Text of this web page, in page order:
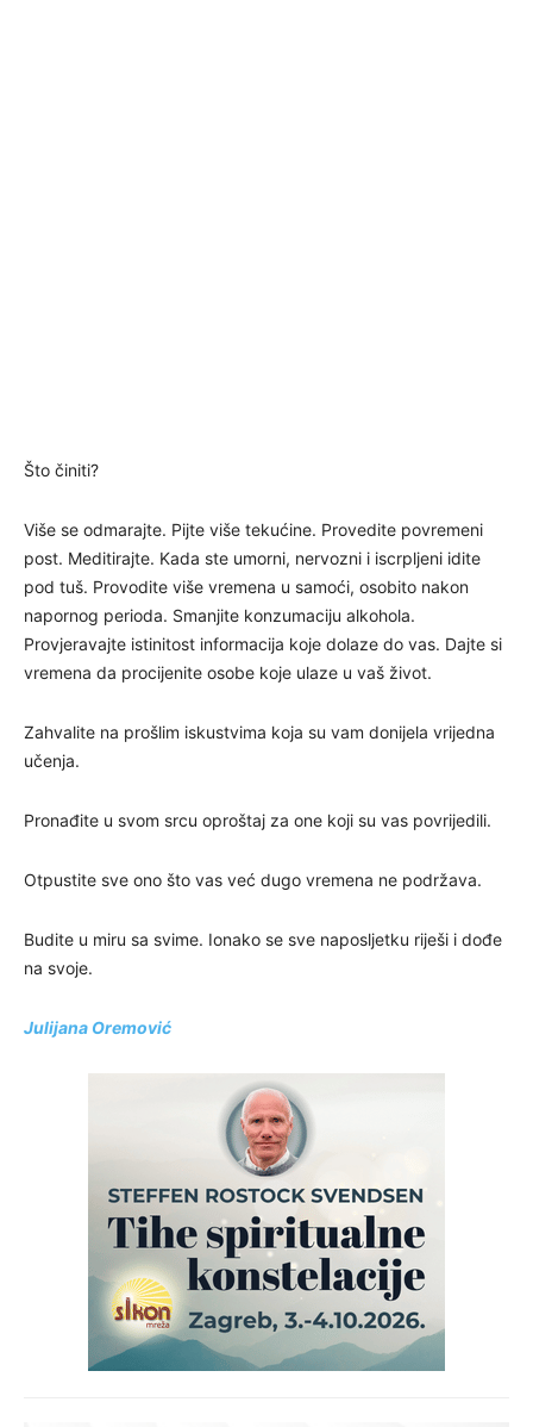
Što činiti?
Više se odmarajte. Pijte više tekućine. Provedite povremeni
post. Meditirajte. Kada ste umorni, nervozni i iscrpljeni idite
pod tuš. Provodite više vremena u samoći, osobito nakon
napornog perioda. Smanjite konzumaciju alkohola.
Provjeravajte istinitost informacija koje dolaze do vas. Dajte si
vremena da procijenite osobe koje ulaze u vaš život.
Zahvalite na prošlim iskustvima koja su vam donijela vrijedna
učenja.
Pronađite u svom srcu oproštaj za one koji su vas povrijedili.
Otpustite sve ono što vas već dugo vremena ne podržava.
Budite u miru sa svime. Ionako se sve naposljetku riješi i dođe
na svoje.
Julijana Oremović